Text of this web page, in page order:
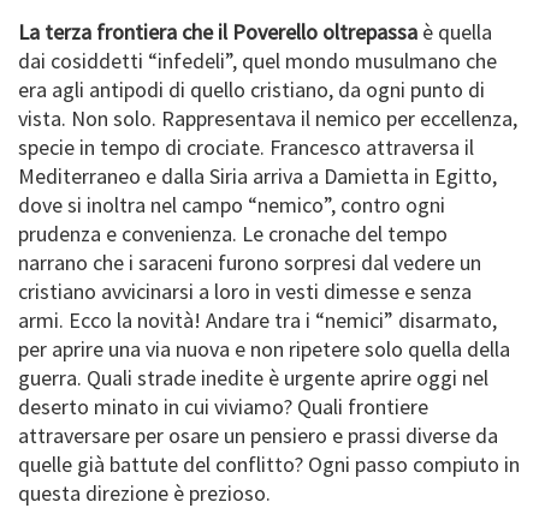
La terza frontiera che il Poverello oltrepassa è quella
dai cosiddetti “infedeli”, quel mondo musulmano che
era agli antipodi di quello cristiano, da ogni punto di
vista. Non solo. Rappresentava il nemico per eccellenza,
specie in tempo di crociate. Francesco attraversa il
Mediterraneo e dalla Siria arriva a Damietta in Egitto,
dove si inoltra nel campo “nemico”, contro ogni
prudenza e convenienza. Le cronache del tempo
narrano che i saraceni furono sorpresi dal vedere un
cristiano avvicinarsi a loro in vesti dimesse e senza
armi. Ecco la novità! Andare tra i “nemici” disarmato,
per aprire una via nuova e non ripetere solo quella della
guerra. Quali strade inedite è urgente aprire oggi nel
deserto minato in cui viviamo? Quali frontiere
attraversare per osare un pensiero e prassi diverse da
quelle già battute del conflitto? Ogni passo compiuto in
questa direzione è prezioso.